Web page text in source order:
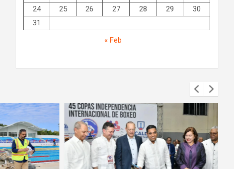
24
25 26 27 28 29
30
31
« Feb